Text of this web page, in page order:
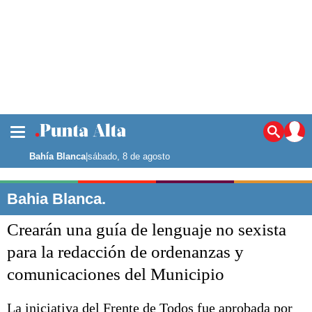
Noticias
La ciudad
Punta Alta
El mundo
Seguridad
Escenario Olímpico
Liga del Sur
Bahía Blanca|sábado, 8 de agosto
Bahia Blanca.
Crearán una guía de lenguaje no sexista
para la redacción de ordenanzas y
comunicaciones del Municipio
La iniciativa del Frente de Todos fue aprobada por